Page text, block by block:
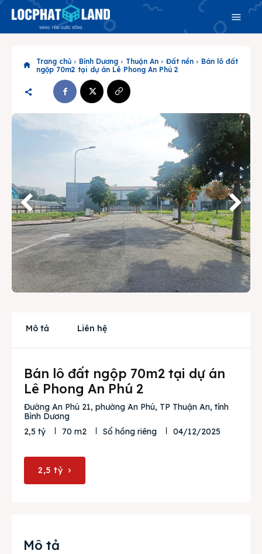
Search
Search
Phiên bản cập nhật V3
& tìm kiếm nhanh chóng hơn
Trang chủ
Dự án
Mua bán
Cho thuê
Liên hệ
Search
Trang chủ Bình Dương Thuận An Đất nền
Bán lô đất
ngộp 70m2 tại dự án Lê Phong An Phú 2
Mô tả Liên hệ
Bán lô đất ngộp 70m2 tại dự án
Lê Phong An Phú 2
Đường An Phú 21, phường An Phú, TP Thuận An, tỉnh
Bình Dương
2,5 tỷ
70 m2 Sổ hồng riêng 04/12/2025
2,5 tỷ
Mô tả